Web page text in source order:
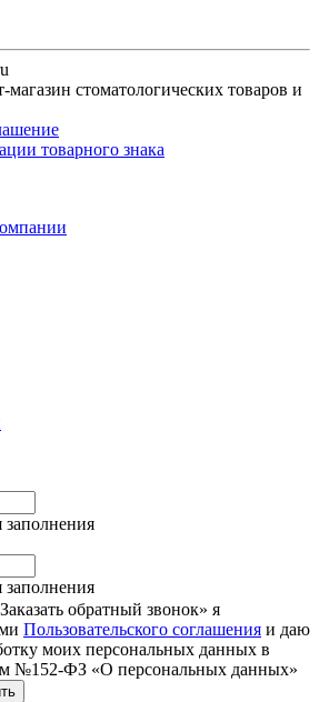
стоматологических товаров и
товарного знака
заполнения
заполнения
обратный звонок» я
Пользовательского соглашения и даю
моих персональных данных в
№152-ФЗ «О персональных данных»